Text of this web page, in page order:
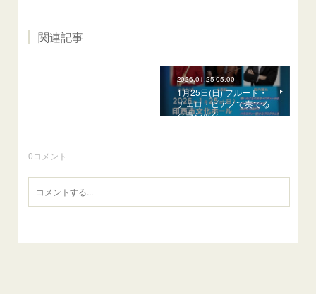
関連記事
2026.01.25 05:00
1月25日(日) フルート・
チェロ・ピアノで奏でる
クラシック
0コメント